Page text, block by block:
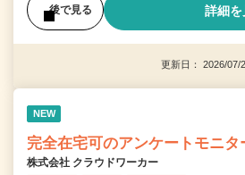
後で見る 詳細を
更新日： 2026/
NEW
完全在宅可のアンケートモニタ
株式会社 クラウドワーカー